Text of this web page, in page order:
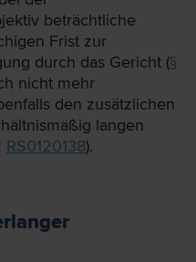
beträchtliche
Frist zur
durch das Gericht (§
nicht mehr
den zusätzlichen
langen
RS0120138).